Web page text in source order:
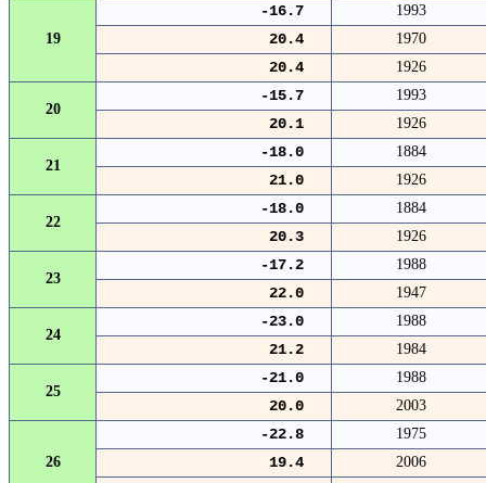
19
-16.7 1993
20.4 1970
20.4 1926
20
-15.7 1993
20.1 1926
21
-18.0 1884
21.0 1926
22
-18.0 1884
20.3 1926
23
-17.2 1988
22.0 1947
24
-23.0 1988
21.2 1984
25
-21.0 1988
20.0 2003
26
-22.8 1975
19.4 2006